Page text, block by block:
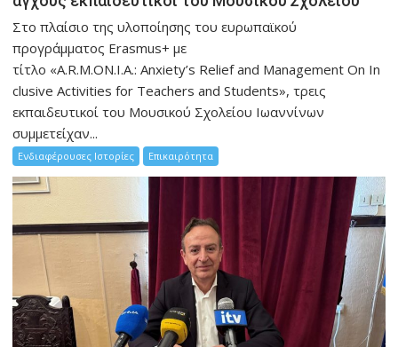
Στο πλαίσιο της υλοποίησης του ευρωπαϊκού
προγράμματος Erasmus+ με
τίτλο «A.R.M.ON.I.A.: Anxiety’s Relief and Management On In
clusive Activities for Teachers and Students», τρεις
εκπαιδευτικοί του Μουσικού Σχολείου Ιωαννίνων
συμμετείχαν...
Ενδιαφέρουσες Ιστορίες Επικαιρότητα